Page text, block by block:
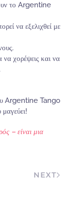
το Argentine
να εξελιχθεί με
να χορέψεις και να
Argentine Tango
– είναι μια
NEXT